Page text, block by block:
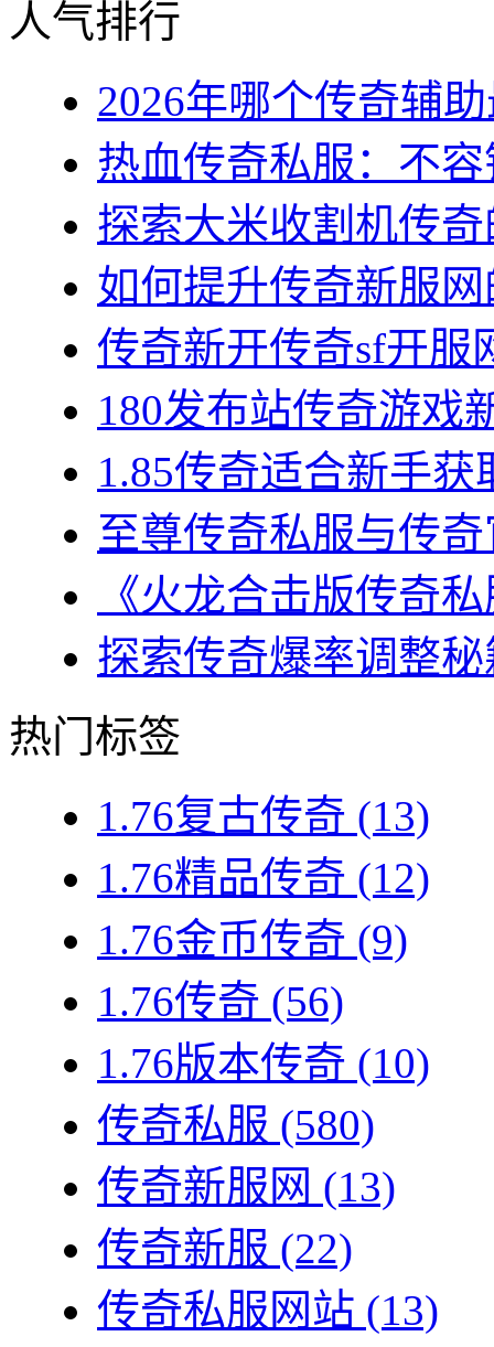
人气排行
2026年哪个传奇辅
热血传奇私服：不
探索大米收割机传
如何提升传奇新服
传奇新开传奇sf开服
180发布站传奇游戏
1.85传奇适合新手
至尊传奇私服与传
《火龙合击版传奇
探索传奇爆率调整
热门标签
1.76复古传奇 (13)
1.76精品传奇 (12)
1.76金币传奇 (9)
1.76传奇 (56)
1.76版本传奇 (10)
传奇私服 (580)
传奇新服网 (13)
传奇新服 (22)
传奇私服网站 (13)